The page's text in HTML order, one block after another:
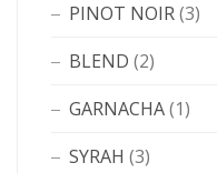
PINOT NOIR(3)
BLEND (2)
GARNACHA(1)
SYRAH (3)